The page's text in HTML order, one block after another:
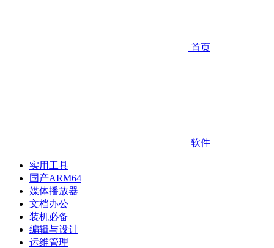
首页
软件
实用工具
国产ARM64
媒体播放器
文档办公
装机必备
编辑与设计
运维管理